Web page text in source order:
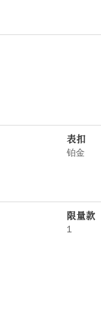
表扣
铂金
限量款
1